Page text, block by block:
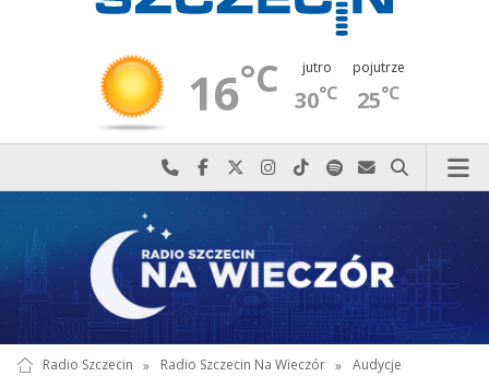
16°C jutro
30°C
pojutrze
25°C
Najlepiej po prostu do nas zadzwoń
Odwiedź nas na Facebook-u
Odwiedź nas na X
Odwiedź nas na Instagram-ie
Odwiedź nas na TikTok-u
Szukaj nas na Spotify
Wyślij do nas
Szukaj
Radio Szczecin » Radio Szczecin Na Wieczór » Audycje